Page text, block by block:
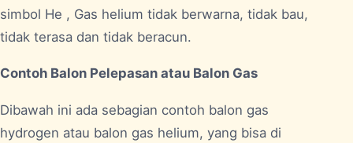
simbol He , Gas helium tidak berwarna, tidak bau,
tidak terasa dan tidak beracun.
Contoh Balon Pelepasan atau Balon Gas
Dibawah ini ada sebagian contoh balon gas
hydrogen atau balon gas helium, yang bisa di